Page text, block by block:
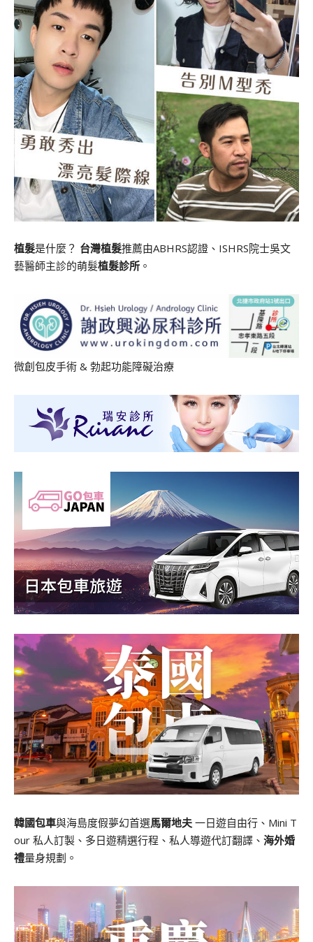
植髮是什麼？ 台灣植髮推薦由ABHRS認證、ISHRS院士吳文
藝醫師主診的萌髮植髮診所 。
微創包皮手術 & 勃起功能障礙治療
韓國包車與海島度假夢幻首選馬爾地夫 一日遊自由行、Mini T
our 私人訂製、多日遊精選行程、私人導遊代訂翻譯、 海外婚
禮量身規劃。